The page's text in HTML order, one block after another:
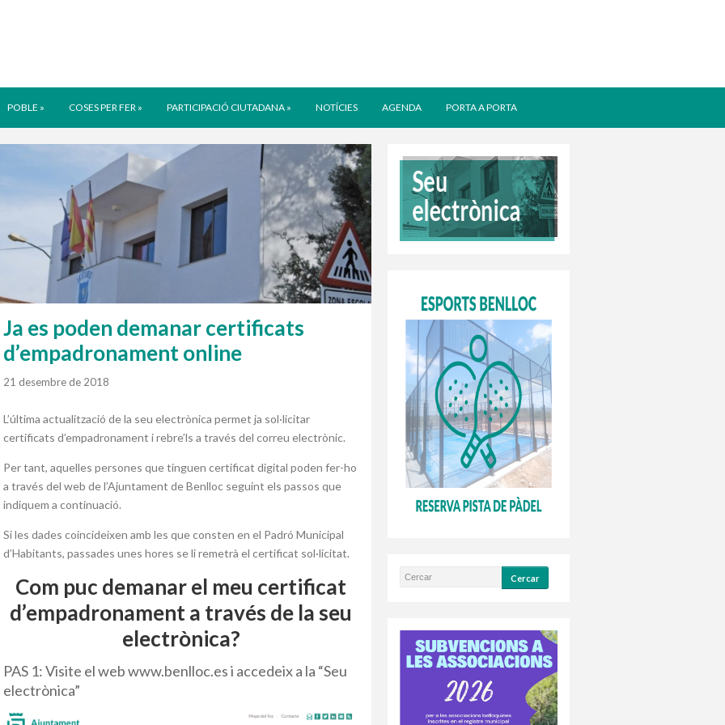
POBLE » COSES PER FER » PARTICIPACIÓ CIUTADANA » NOTÍCIES AGENDA PORTA A PORTA
Ja es poden demanar certificats
d’empadronament online
21 desembre de 2018
L’última actualització de la seu electrònica permet ja sol·licitar
certificats d’empadronament i rebre’ls a través del correu electrònic.
Per tant, aquelles persones que tinguen certificat digital poden fer-ho
a través del web de l’Ajuntament de Benlloc seguint els passos que
indiquem a continuació.
Si les dades coincideixen amb les que consten en el Padró Municipal
d’Habitants, passades unes hores se li remetrà el certificat sol·licitat.
Com puc demanar el meu certificat
d’empadronament a través de la seu
electrònica?
PAS 1: Visite el web www.benlloc.es i accedeix a la “Seu
electrònica”